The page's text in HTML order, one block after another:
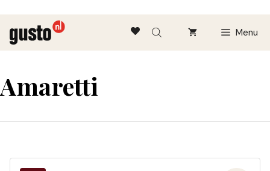
naar
de
Menu
Amaretti